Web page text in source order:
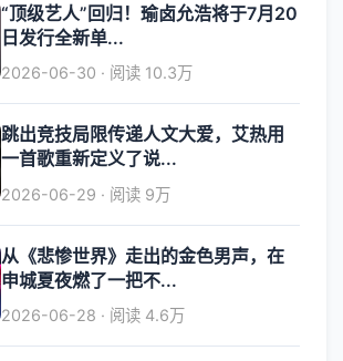
“顶级艺人”回归！瑜卤允浩将于7月20
日发行全新单...
2026-06-30 · 阅读 10.3万
跳出竞技局限传递人文大爱，艾热用
一首歌重新定义了说...
2026-06-29 · 阅读 9万
从《悲惨世界》走出的金色男声，在
申城夏夜燃了一把不...
2026-06-28 · 阅读 4.6万